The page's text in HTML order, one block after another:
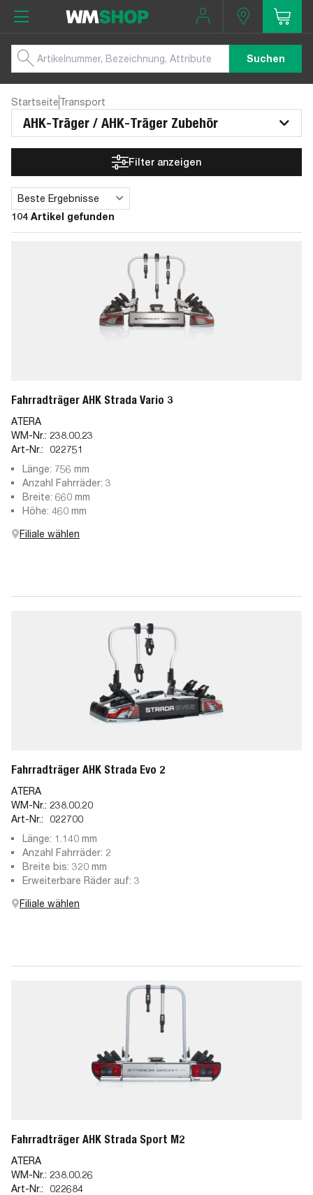
Suchen
StartseiteTransport
AHK-Träger / AHK-Träger Zubehör
Filter anzeigen
104 Artikel gefunden
Sortieren
Beste Ergebnisse
Fahrradträger AHK Strada Vario 3
ATERA
WM-Nr.: 238.00.23
Art-Nr.:
022751
Länge: 756 mm
Anzahl Fahrräder: 3
Breite: 660 mm
Höhe: 460 mm
Filiale wählen
Fahrradträger AHK Strada Evo 2
ATERA
WM-Nr.: 238.00.20
Art-Nr.:
022700
Länge: 1.140 mm
Anzahl Fahrräder: 2
Breite bis: 320 mm
Erweiterbare Räder auf: 3
Filiale wählen
Fahrradträger AHK Strada Sport M2
ATERA
WM-Nr.: 238.00.26
Art-Nr.:
022684